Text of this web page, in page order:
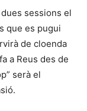
sessions el
que es pugui
de cloenda
a Reus des de
serà el